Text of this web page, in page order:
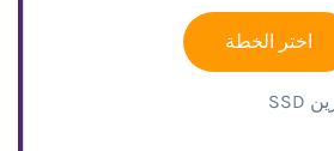
اختر الخطة